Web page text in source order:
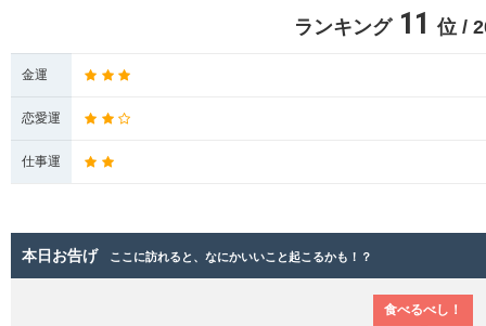
ランキング 11 位 /
金運
恋愛運
仕事運
本日お告げ ここに訪れると、なにかいいこと起こるかも！？
食べるべし！